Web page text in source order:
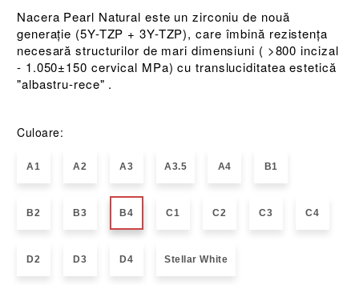
Nacera Pearl Natural este un zirconiu de nouă
generație (5Y-TZP + 3Y-TZP), care îmbină rezistența
necesară structurilor de mari dimensiuni ( >800 incizal
- 1.050±150 cervical MPa) cu transluciditatea estetică
"albastru-rece" .
Culoare:
A1 A2 A3 A3.5 A4 B1
B2 B3 B4 C1 C2 C3 C4
D2 D3 D4 Stellar White